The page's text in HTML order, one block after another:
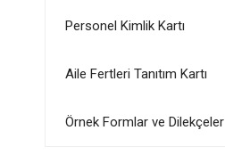
Personel Kimlik Kartı
Aile Fertleri Tanıtım Kartı
Örnek Formlar ve Dilekçeler